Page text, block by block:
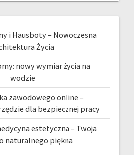
i Hausboty – Nowoczesna
Życia
nowy wymiar życia na
wodzie
zawodowego online –
dla bezpiecznej pracy
estetyczna – Twoja
naturalnego piękna